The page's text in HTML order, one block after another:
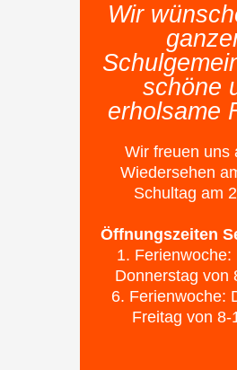
Wir
schöne
erholsame
Wir freuen uns
Wiedersehen
Schultag am
Öffnungszeiten
1. Ferienwoche:
Donnerstag von
6. Ferienwoche:
Freitag von 8-